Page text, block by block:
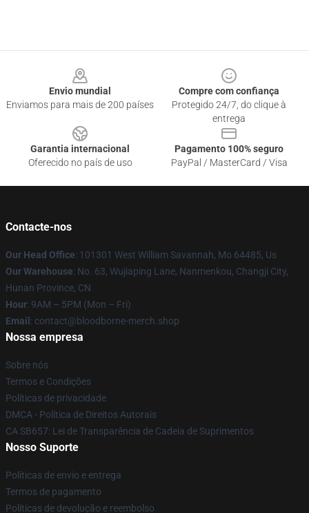
Envio mundial
Enviamos para mais de 200 países
Compre com confiança
Protegido 24/7, do clique à
entrega
Garantia internacional
Oferecido no país de uso
Pagamento 100% seguro
PayPal / MasterCard / Visa
Contacte-nos
Our Head Office: 101301 West William Savannah, Mo 64485, Us
Our Warehouse: No. 63, Wujiaping Lane, Nanmenkou, Changji City,
Hunan Province, CN
Hour: 9AM – 5PM (Mon – Fri)
Email : contact@bloodborne-merch.shop
Nossa empresa
Sobre nós
Termos e Condições
Políticas de privacidade
DMCA - Política de Direitos Autorais
CA SB657: Lei de Transparência de Cadeia de Suprimentos
Nosso Suporte
Políticas de envio e entrega
Termos de pagamento
Políticas de devolução e reembolso